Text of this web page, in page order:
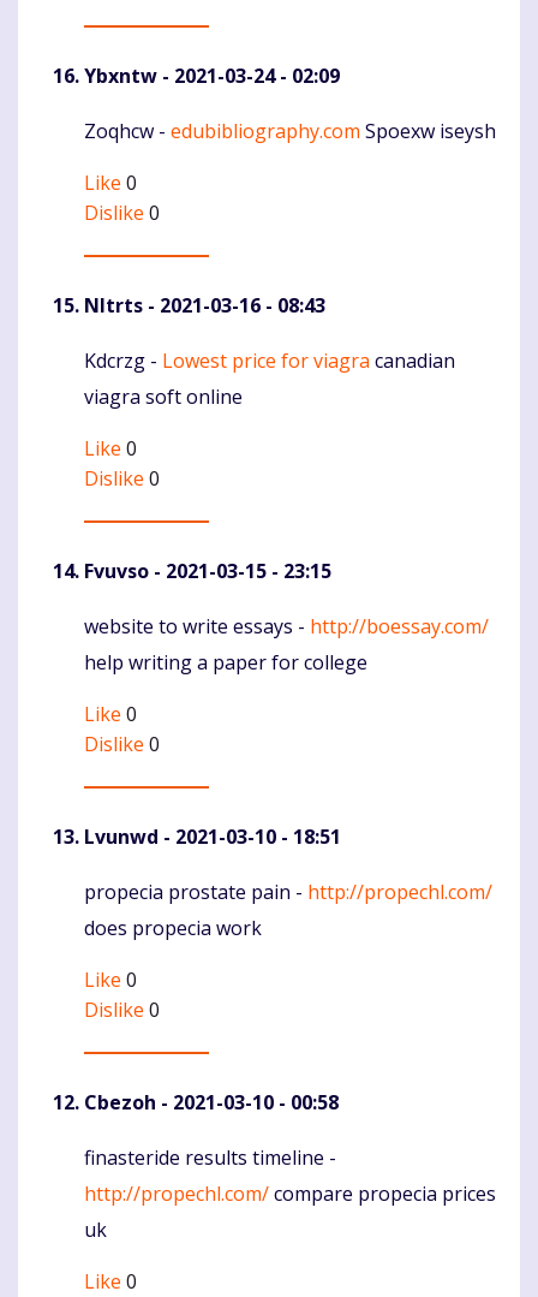
Ybxntw - 2021-03-24 - 02:09
Komentaras
Zoqhcw - edubibliography.com Spoexw iseysh
Like 0
Dislike 0
Nltrts - 2021-03-16 - 08:43
Komentaras
Kdcrzg - Lowest price for viagra canadian
viagra soft online
Like 0
Dislike 0
Fvuvso - 2021-03-15 - 23:15
Komentaras
website to write essays - http://boessay.com/
help writing a paper for college
Like 0
Dislike 0
Lvunwd - 2021-03-10 - 18:51
Komentaras
propecia prostate pain - http://propechl.com/
does propecia work
Like 0
Dislike 0
Cbezoh - 2021-03-10 - 00:58
Komentaras
finasteride results timeline -
http://propechl.com/compare propecia prices
uk
Like 0